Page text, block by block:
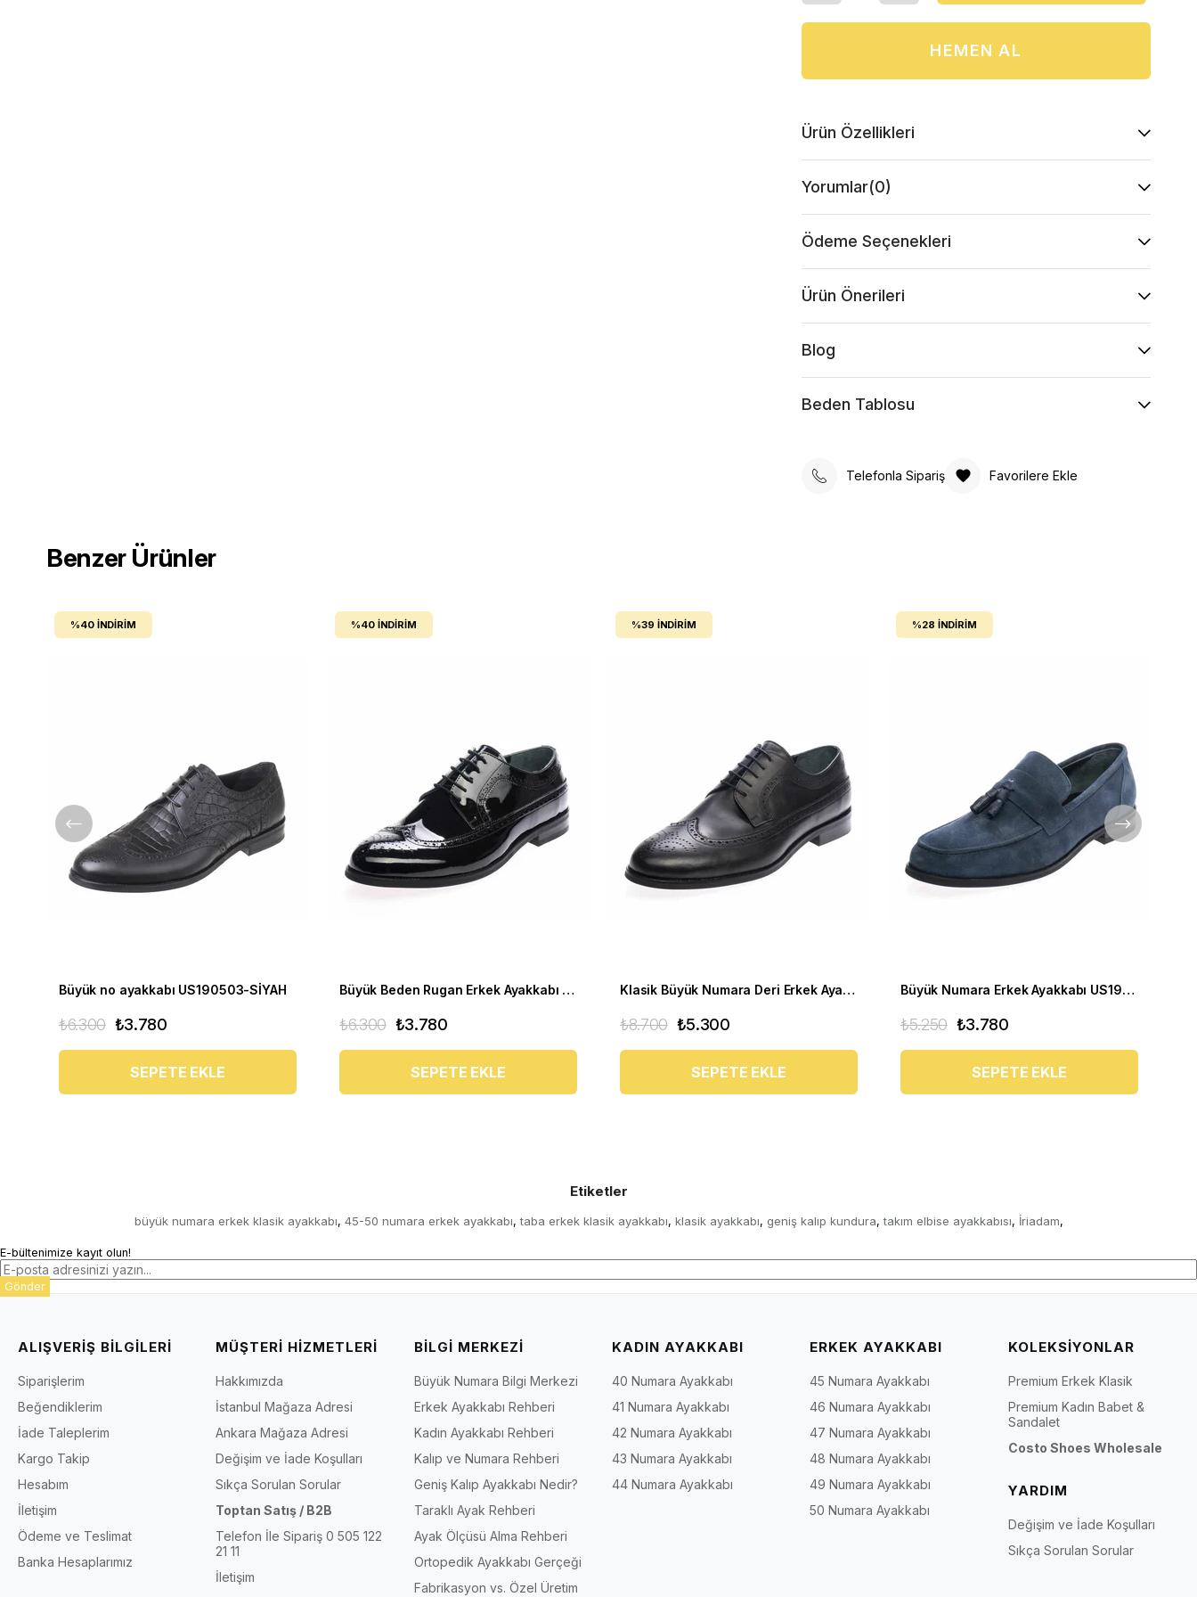
Ürün Özellikleri
Yorumlar(0)
Ödeme Seçenekleri
Ürün Önerileri
Blog
Beden Tablosu
Telefonla Sipariş Favorilere Ekle
Benzer Ürünler
Büyük no ayakkabı US190503-SİYAH
₺3.780
₺6.300
SEPETE EKLE
%40 İNDIRIM
Büyük Beden Rugan Erkek Ayakkabı US190504-SİYAH
₺3.780
₺6.300
SEPETE EKLE
%40 İNDIRIM
Klasik Büyük Numara Deri Erkek Ayakkabısı US190505-SİYAH
₺5.300
₺8.700
SEPETE EKLE
%39 İNDIRIM
Büyük Numara Erkek Ayakkabı US190507
₺3.780
₺5.250
SEPETE EKLE
%28 İNDIRIM
Etiketler
büyük numara erkek klasik ayakkabı, 45-50 numara erkek ayakkabı, taba erkek klasik ayakkabı, klasik ayakkabı, geniş kalıp kundura, takım elbise ayakkabısı, İriadam,
E-bültenimize kayıt olun!
Gönder
ALIŞVERİŞ BİLGİLERİ
Siparişlerim
Beğendiklerim
İade Taleplerim
Kargo Takip
Hesabım
İletişim
Ödeme ve Teslimat
Banka Hesaplarımız
MÜŞTERİ HİZMETLERİ
Hakkımızda
İstanbul Mağaza Adresi
Ankara Mağaza Adresi
Değişim ve İade Koşulları
Sıkça Sorulan Sorular
Toptan Satış / B2B
Telefon İle Sipariş 0 505 122
21 11
İletişim
BİLGİ MERKEZİ
Büyük Numara Bilgi Merkezi
Erkek Ayakkabı Rehberi
Kadın Ayakkabı Rehberi
Kalıp ve Numara Rehberi
Geniş Kalıp Ayakkabı Nedir?
Taraklı Ayak Rehberi
Ayak Ölçüsü Alma Rehberi
Ortopedik Ayakkabı Gerçeği
Fabrikasyon vs. Özel Üretim
KADIN AYAKKABI
40 Numara Ayakkabı
41 Numara Ayakkabı
42 Numara Ayakkabı
43 Numara Ayakkabı
44 Numara Ayakkabı
ERKEK AYAKKABI
45 Numara Ayakkabı
46 Numara Ayakkabı
47 Numara Ayakkabı
48 Numara Ayakkabı
49 Numara Ayakkabı
50 Numara Ayakkabı
KOLEKSİYONLAR
Premium Erkek Klasik
Premium Kadın Babet &
Sandalet
Costo Shoes Wholesale
YARDIM
Değişim ve İade Koşulları
Sıkça Sorulan Sorular